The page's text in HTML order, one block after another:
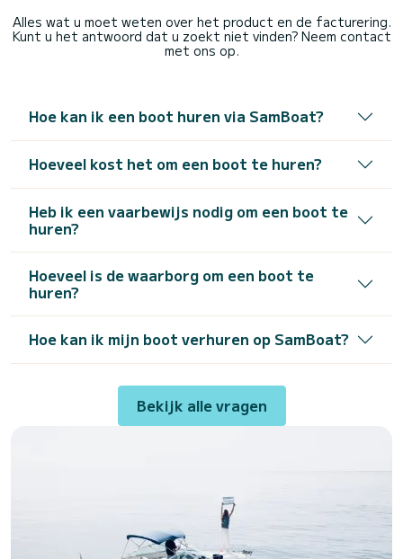
Alles wat u moet weten over het product en de facturering.
Kunt u het antwoord dat u zoekt niet vinden? Neem contact
met ons op.
Hoe kan ik een boot huren via SamBoat?
Hoeveel kost het om een boot te huren?
Heb ik een vaarbewijs nodig om een boot te
huren?
Hoeveel is de waarborg om een boot te
huren?
Hoe kan ik mijn boot verhuren op SamBoat?
Bekijk alle vragen